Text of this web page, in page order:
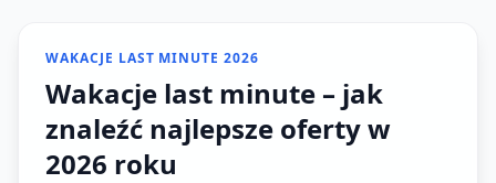
WAKACJE LAST MINUTE 2026
Wakacje last minute – jak
znaleźć najlepsze oferty w
2026 roku